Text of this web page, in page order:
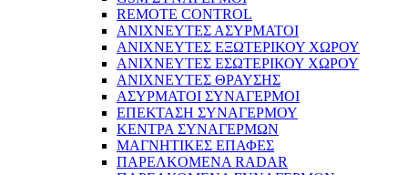
REMOTE CONTROL
ΑΝΙΧΝΕΥΤΕΣ ΑΣΥΡΜΑΤΟΙ
ΑΝΙΧΝΕΥΤΕΣ ΕΞΩΤΕΡΙΚΟΥ ΧΩΡΟΥ
ΑΝΙΧΝΕΥΤΕΣ ΕΣΩΤΕΡΙΚΟΥ ΧΩΡΟΥ
ΑΝΙΧΝΕΥΤΕΣ ΘΡΑΥΣΗΣ
ΑΣΥΡΜΑΤΟΙ ΣΥΝΑΓΕΡΜΟΙ
ΕΠΕΚΤΑΣΗ ΣΥΝΑΓΕΡΜΟΥ
ΚΕΝΤΡΑ ΣΥΝΑΓΕΡΜΩΝ
ΜΑΓΝΗΤΙΚΕΣ ΕΠΑΦΕΣ
ΠΑΡΕΛΚOΜΕΝΑ RADAR